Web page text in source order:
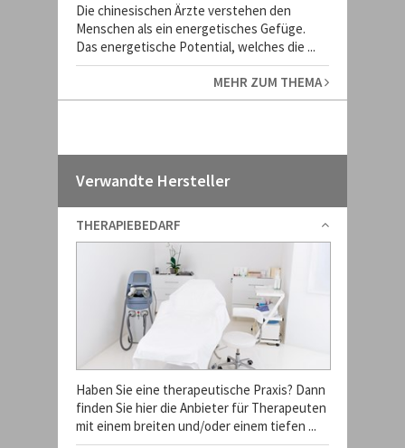
Die chinesischen Ärzte verstehen den
Menschen als ein energetisches Gefüge.
Das energetische Potential, welches die ...
MEHR ZUM THEMA
Verwandte Hersteller
THERAPIEBEDARF
Haben Sie eine therapeutische Praxis? Dann
finden Sie hier die Anbieter für Therapeuten
mit einem breiten und/oder einem tiefen ...